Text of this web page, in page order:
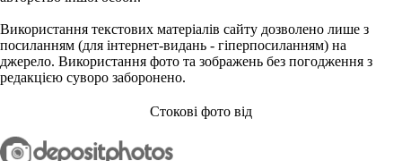
Використання текстових матеріалів сайту дозволено лише з
посиланням (для інтернет-видань - гіперпосиланням) на
джерело. Використання фото та зображень без погодження з
редакцією суворо заборонено.
Стокові фото від